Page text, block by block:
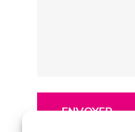
ENVOYER